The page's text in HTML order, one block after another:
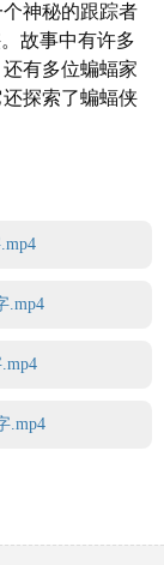
神秘的跟踪者
故事中有许多
有多位蝙蝠家
探索了蝙蝠侠
.mp4
.mp4